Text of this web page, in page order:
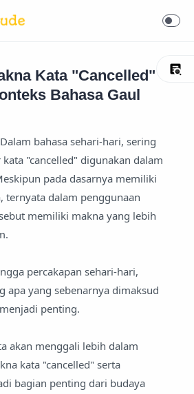
Kata "Cancelled"
Bahasa Gaul
bahasa sehari-hari, sering
"cancelled" digunakan dalam
pada dasarnya memiliki
ternyata dalam penggunaan
memiliki makna yang lebih
percakapan sehari-hari,
apa yang sebenarnya dimaksud
penting.
akan menggali lebih dalam
kata "cancelled" serta
bagian penting dari budaya